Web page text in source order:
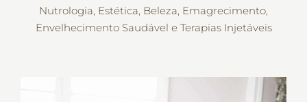
Nutrologia, Estética, Beleza, Emagrecimento,
Envelhecimento Saudável e Terapias Injetáveis